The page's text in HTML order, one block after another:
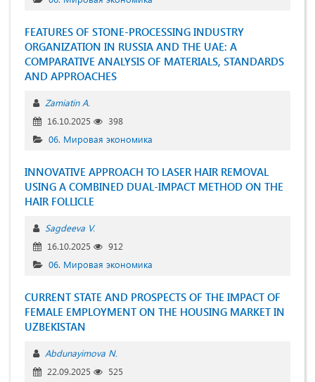
FEATURES OF STONE-PROCESSING INDUSTRY
ORGANIZATION IN RUSSIA AND THE UAE: A
COMPARATIVE ANALYSIS OF MATERIALS, STANDARDS
AND APPROACHES
Zamiatin A.
16.10.2025
398
06. Мировая экономика
INNOVATIVE APPROACH TO LASER HAIR REMOVAL
USING A COMBINED DUAL-IMPACT METHOD ON THE
HAIR FOLLICLE
Sagdeeva V.
16.10.2025
912
06. Мировая экономика
CURRENT STATE AND PROSPECTS OF THE IMPACT OF
FEMALE EMPLOYMENT ON THE HOUSING MARKET IN
UZBEKISTAN
Abdunayimova N.
22.09.2025
525